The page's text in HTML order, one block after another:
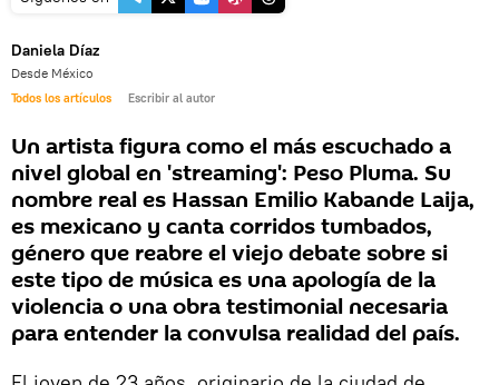
Daniela Díaz
Desde México
Todos los artículos Escribir al autor
Un artista figura como el más escuchado a
nivel global en 'streaming': Peso Pluma. Su
nombre real es Hassan Emilio Kabande Laija,
es mexicano y canta corridos tumbados,
género que reabre el viejo debate sobre si
este tipo de música es una apología de la
violencia o una obra testimonial necesaria
para entender la convulsa realidad del país.